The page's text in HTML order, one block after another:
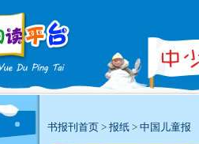
书报刊首页 > 报纸 > 中国儿童报